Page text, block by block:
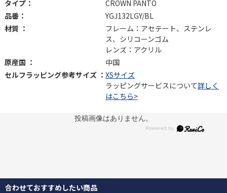
タイプ：
CROWN PANTO
品番：
YGJ132LGY/BL
材質 ：
フレーム：アセテート、ステンレ
ス、シリコーンゴム
レンズ：アクリル
原産国 ：
中国
セルフラッピング参考サイズ ： XSサイズ
ラッピングサービスについて詳しく
はこちら>
投稿画像はありません。
合わせておすすめしたい商品